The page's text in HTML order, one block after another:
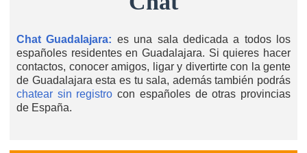
Chat Guadalajara: es una sala dedicada a todos los
españoles residentes en Guadalajara. Si quieres hacer
contactos, conocer amigos, ligar y divertirte con la gente
de Guadalajara esta es tu sala, además también podrás
chatear sin registro con españoles de otras provincias
de España.